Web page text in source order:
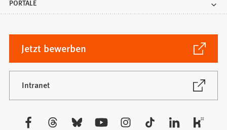
PORTALE
Jetzt bewerben
(Öffnet
in
einem
neuen
Tab)
Intranet
(Öffnet
neuen
Besuchen